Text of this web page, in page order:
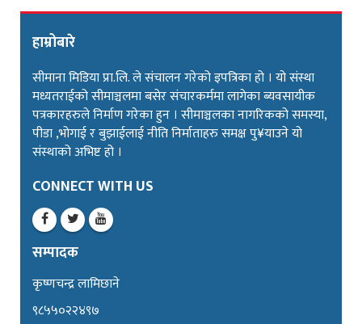
हाम्रोबारे
सीमाना मिडिया प्रा.लि. ले संचालन गरेको इपत्रिका हो । यो संस्था
मध्यतराईको सीमाञ्चलमा बसेर संचारकर्ममा लागेका ब्यवसायीक
पत्रकारहरुले निर्माण गरेका हुन । सीमाञ्चलका नागरिकको समस्या,
पीडा ,भोगाई र बुझाईलाई नीति निर्माताहरु समक्ष पु¥याउने यो
संस्थाको अभिष्ट हो ।
CONNECT WITH US
सम्पादक
कृष्णचन्द्र लामिछाने
९८५५०२२४९७